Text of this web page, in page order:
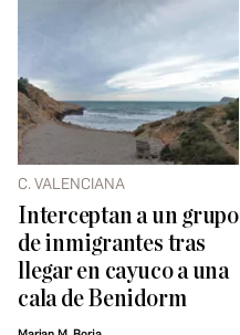
C. VALENCIANA
Interceptan a un grupo
de inmigrantes tras
llegar en cayuco a una
cala de Benidorm